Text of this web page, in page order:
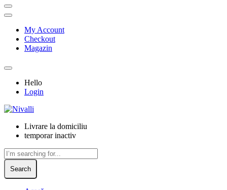
My Account
Checkout
Magazin
Hello
Login
Livrare la domiciliu
temporar inactiv
Search